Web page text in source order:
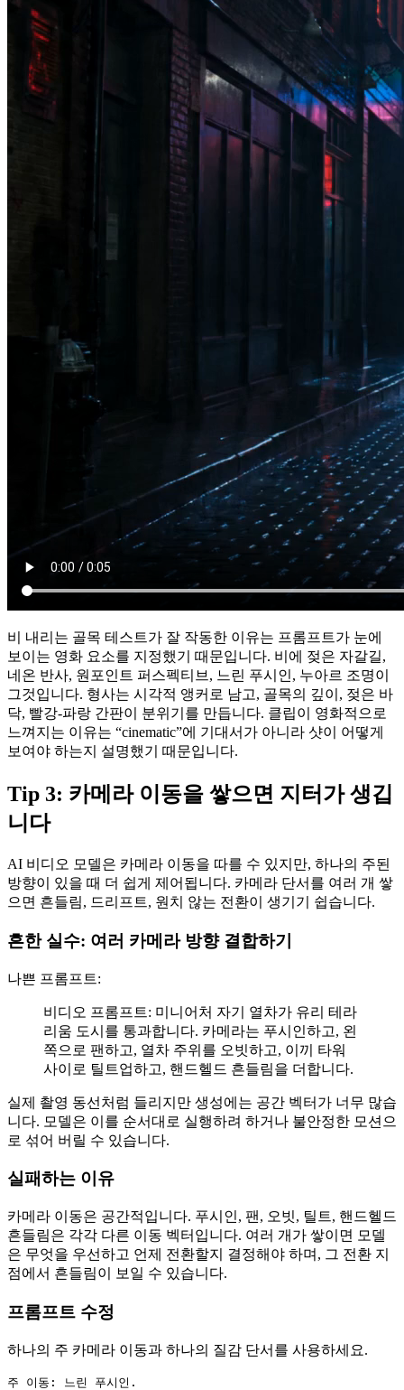
비 내리는 골목 테스트가 잘 작동한 이유는 프롬프트가 눈에
보이는 영화 요소를 지정했기 때문입니다. 비에 젖은 자갈길,
네온 반사, 원포인트 퍼스펙티브, 느린 푸시인, 누아르 조명이
그것입니다. 형사는 시각적 앵커로 남고, 골목의 깊이, 젖은 바
닥, 빨강-파랑 간판이 분위기를 만듭니다. 클립이 영화적으로
느껴지는 이유는 “cinematic”에 기대서가 아니라 샷이 어떻게
보여야 하는지 설명했기 때문입니다.
Tip 3: 카메라 이동을 쌓으면 지터가 생깁
니다
AI 비디오 모델은 카메라 이동을 따를 수 있지만, 하나의 주된
방향이 있을 때 더 쉽게 제어됩니다. 카메라 단서를 여러 개 쌓
으면 흔들림, 드리프트, 원치 않는 전환이 생기기 쉽습니다.
흔한 실수: 여러 카메라 방향 결합하기
나쁜 프롬프트:
비디오 프롬프트: 미니어처 자기 열차가 유리 테라
리움 도시를 통과합니다. 카메라는 푸시인하고, 왼
쪽으로 팬하고, 열차 주위를 오빗하고, 이끼 타워
사이로 틸트업하고, 핸드헬드 흔들림을 더합니다.
실제 촬영 동선처럼 들리지만 생성에는 공간 벡터가 너무 많습
니다. 모델은 이를 순서대로 실행하려 하거나 불안정한 모션으
로 섞어 버릴 수 있습니다.
실패하는 이유
카메라 이동은 공간적입니다. 푸시인, 팬, 오빗, 틸트, 핸드헬드
흔들림은 각각 다른 이동 벡터입니다. 여러 개가 쌓이면 모델
은 무엇을 우선하고 언제 전환할지 결정해야 하며, 그 전환 지
점에서 흔들림이 보일 수 있습니다.
프롬프트 수정
하나의 주 카메라 이동과 하나의 질감 단서를 사용하세요.
주 이동: 느린 푸시인.